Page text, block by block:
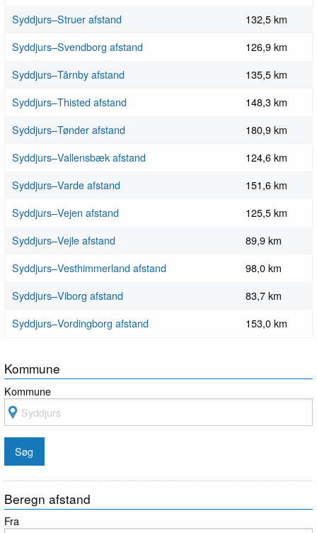
Syddjurs–Struer afstand
132,5 km
Syddjurs–Svendborg afstand
126,9 km
Syddjurs–Tårnby afstand
135,5 km
Syddjurs–Thisted afstand
148,3 km
Syddjurs–Tønder afstand
180,9 km
Syddjurs–Vallensbæk afstand
124,6 km
Syddjurs–Varde afstand
151,6 km
Syddjurs–Vejen afstand
125,5 km
Syddjurs–Vejle afstand
89,9 km
Syddjurs–Vesthimmerland afstand
98,0 km
Syddjurs–Viborg afstand
83,7 km
Syddjurs–Vordingborg afstand
153,0 km
Kommune
Kommune
Beregn afstand
Fra